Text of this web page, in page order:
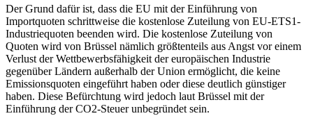
Der Grund dafür ist, dass die EU mit der Einführung von
Importquoten schrittweise die kostenlose Zuteilung von EU-ETS1-
Industriequoten beenden wird. Die kostenlose Zuteilung von
Quoten wird von Brüssel nämlich größtenteils aus Angst vor einem
Verlust der Wettbewerbsfähigkeit der europäischen Industrie
gegenüber Ländern außerhalb der Union ermöglicht, die keine
Emissionsquoten eingeführt haben oder diese deutlich günstiger
haben. Diese Befürchtung wird jedoch laut Brüssel mit der
Einführung der CO2-Steuer unbegründet sein.